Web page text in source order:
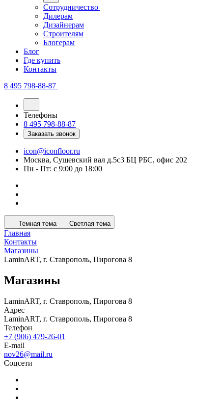
Сотрудничество
Дилерам
Дизайнерам
Строителям
Блогерам
Блог
Где купить
Контакты
8 495 798-88-87
Телефоны
8 495 798-88-87
Заказать звонок
icon@iconfloor.ru
Москва, Сущевский вал д.5с3 БЦ РБС, офис 202
Пн - Пт: с 9:00 до 18:00
Темная тема Светлая тема
Главная
Контакты
Магазины
LaminART, г. Ставрополь, Пирогова 8
Магазины
LaminART, г. Ставрополь, Пирогова 8
Адрес
LaminART, г. Ставрополь, Пирогова 8
Телефон
+7 (906) 479-26-01
E-mail
nov26@mail.ru
Соцсети